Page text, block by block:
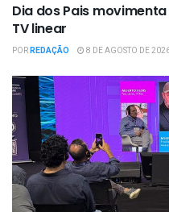
Dia dos Pais
TV linear
PORREDAÇÃO 8 DE AGOSTO DE